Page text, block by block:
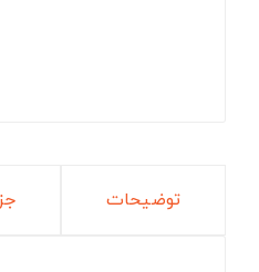
توضیحات